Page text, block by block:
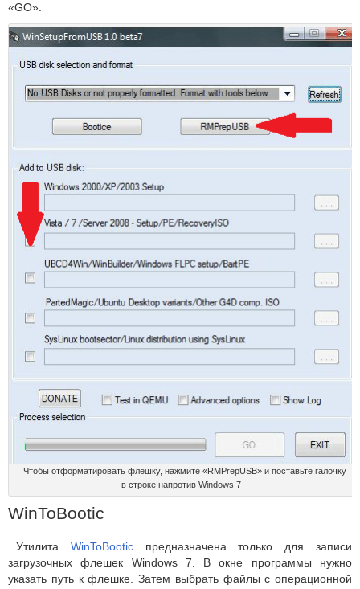
«GO».
Чтобы отформатировать флешку, нажмите «RMPrepUSB» и поставьте галочку
в строке напротив Windows 7
WinToBootic
Утилита WinToBooticпредназначена только для записи
загрузочных флешек Windows 7. В окне программы нужно
указать путь к флешке. Затем выбрать файлы с операционной